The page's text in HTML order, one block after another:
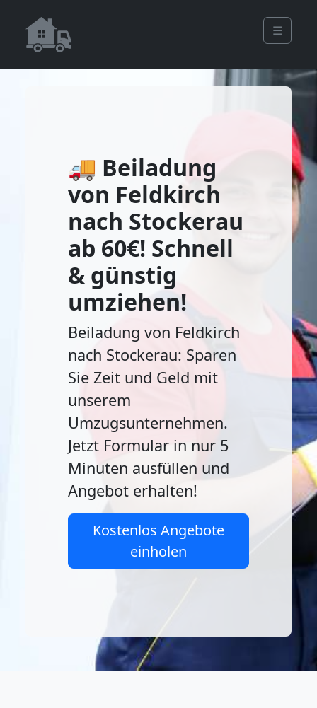
☰
🚚 Beiladung
von Feldkirch
nach Stockerau
ab 60€! Schnell
& günstig
umziehen!
Beiladung von Feldkirch
nach Stockerau: Sparen
Sie Zeit und Geld mit
unserem
Umzugsunternehmen.
Jetzt Formular in nur 5
Minuten ausfüllen und
Angebot erhalten!
Kostenlos Angebote
einholen